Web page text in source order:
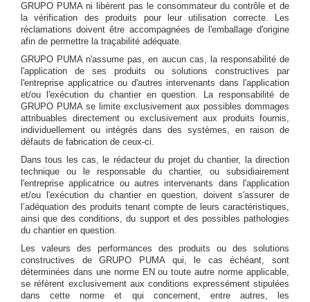
GRUPO PUMA ni libèrent pas le consommateur du contrôle et de
la vérification des produits pour leur utilisation correcte. Les
réclamations doivent être accompagnées de l'emballage d'origine
afin de permettre la traçabilité adéquate.
GRUPO PUMA n'assume pas, en aucun cas, la responsabilité de
l'application de ses produits ou solutions constructives par
l'entreprise applicatrice ou d'autres intervenants dans l'application
et/ou l'exécution du chantier en question. La responsabilité de
GRUPO PUMA se limite exclusivement aux possibles dommages
attribuables directement ou exclusivement aux produits fournis,
individuellement ou intégrés dans des systèmes, en raison de
défauts de fabrication de ceux-ci.
Dans tous les cas, le rédacteur du projet du chantier, la direction
technique ou le responsable du chantier, ou subsidiairement
l'entreprise applicatrice ou autres intervenants dans l'application
et/ou l'exécution du chantier en question, doivent s'assurer de
l’adéquation des produits tenant compte de leurs caractéristiques,
ainsi que des conditions, du support et des possibles pathologies
du chantier en question.
Les valeurs des performances des produits ou des solutions
constructives de GRUPO PUMA qui, le cas échéant, sont
déterminées dans une norme EN ou toute autre norme applicable,
se réfèrent exclusivement aux conditions expressément stipulées
dans cette norme et qui concernent, entre autres, les